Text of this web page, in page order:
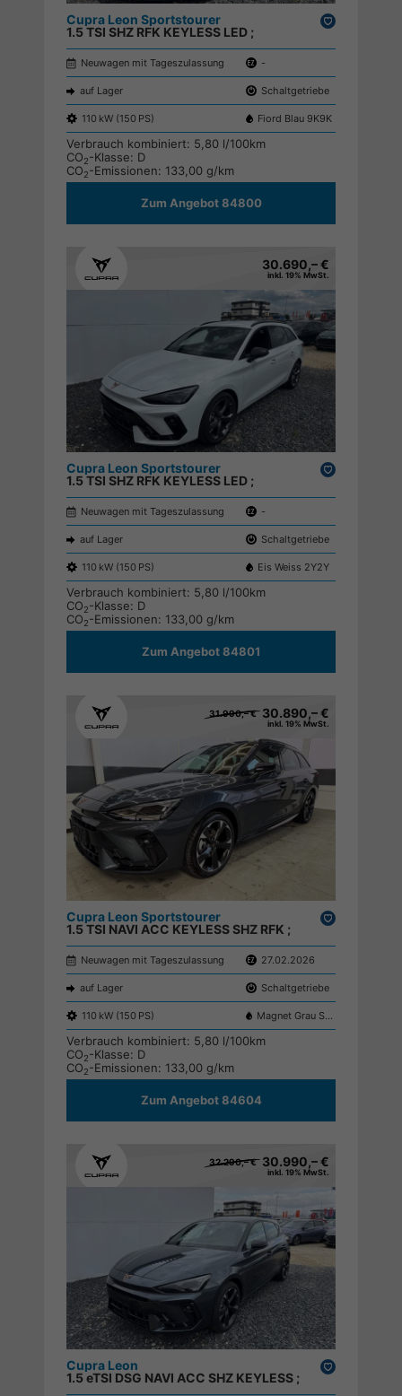
Cupra Leon Sportstourer
1.5 TSI SHZ RFK KEYLESS LED ;
Neuwagen mit Tageszulassung -
auf Lager Schaltgetriebe
110 kW (150 PS) Fiord Blau 9K9K
Verbrauch kombiniert: 5,80 l/100km
CO2-Klasse: D
CO2-Emissionen: 133,00 g/km
Zum Angebot 84800
30.690,– €
inkl. 19% MwSt.
Cupra Leon Sportstourer
1.5 TSI SHZ RFK KEYLESS LED ;
Neuwagen mit Tageszulassung -
auf Lager Schaltgetriebe
110 kW (150 PS) Eis Weiss 2Y2Y
Verbrauch kombiniert: 5,80 l/100km
CO2-Klasse: D
CO2-Emissionen: 133,00 g/km
Zum Angebot 84801
31.990,– € 30.890,– €
inkl. 19% MwSt.
Cupra Leon Sportstourer
1.5 TSI NAVI ACC KEYLESS SHZ RFK ;
Neuwagen mit Tageszulassung 27.02.2026
auf Lager Schaltgetriebe
110 kW (150 PS) Magnet Grau S7S7
Verbrauch kombiniert: 5,80 l/100km
CO2-Klasse: D
CO2-Emissionen: 133,00 g/km
Zum Angebot 84604
32.290,– € 30.990,– €
inkl. 19% MwSt.
Cupra Leon
1.5 eTSI DSG NAVI ACC SHZ KEYLESS ;